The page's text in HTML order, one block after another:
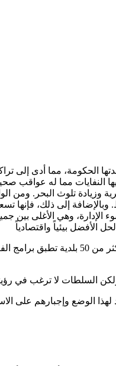
الحكومة، مما أدى
فيها النفايات مما له
وبالإضافة إلى ذلك،
الإدارة، وهي الأغلى
الأفضل بيئياً واقتصادياً
ولکن السلطات لا ترغب في
الوضع وإجبارهم على